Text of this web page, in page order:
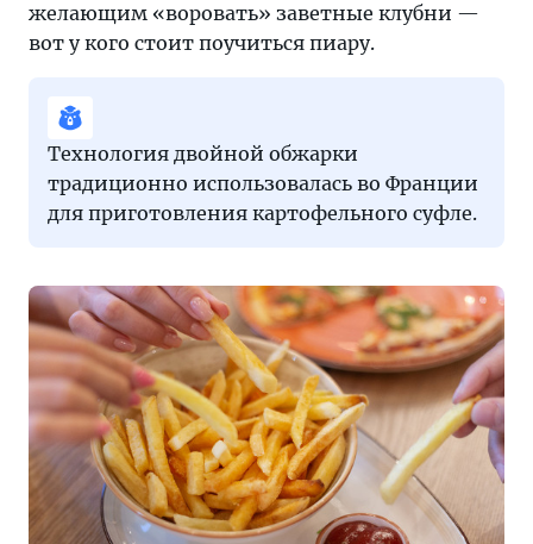
желающим «воровать» заветные клубни —
вот у кого стоит поучиться пиару.
Технология двойной обжарки
традиционно использовалась во Франции
для приготовления картофельного суфле.